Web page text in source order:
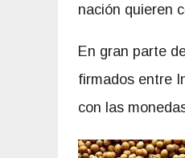
nación quieren
En gran parte
firmados entre
con las